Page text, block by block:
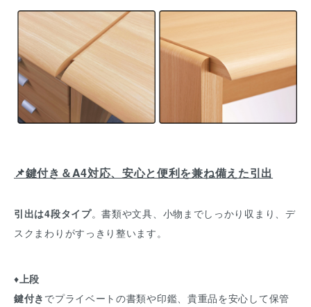
📌鍵付き＆A4対応、安心と便利を兼ね備えた引出
引出は4段タイプ。書類や文具、小物までしっかり収まり、デ
スクまわりがすっきり整います。
♦ 上段
鍵付き でプライベートの書類や印鑑、貴重品を安心して保管